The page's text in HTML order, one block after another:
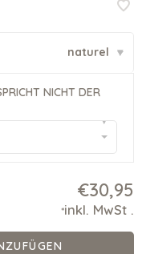
naturel ▾
NICHT DER
▾
€30,95
*inkl. MwSt .